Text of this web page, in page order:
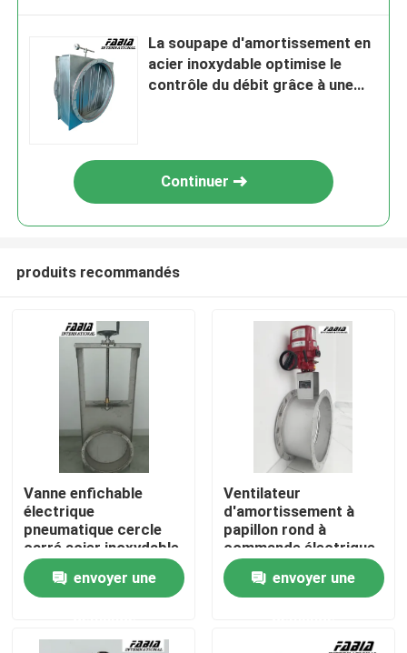
À la maison
Produits
La soupape d'amortissement en
acier inoxydable optimise le
contrôle du débit grâce à une
Continuer
produits recommandés
Vanne enfichable
électrique
pneumatique cercle
carré acier inoxydable
envoyer une
Ventilateur
d'amortissement à
papillon rond à
commande électrique
pour le contrôle du
volume d'airenvoyer une